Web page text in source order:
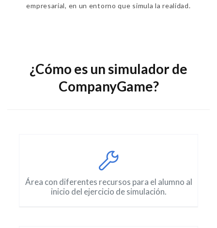
empresarial, en un entorno que simula la realidad.
¿Cómo es un simulador de
CompanyGame?
Área con diferentes recursos para el alumno al
inicio del ejercicio de simulación.